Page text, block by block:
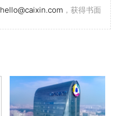
hello@caixin.com ，获得书面